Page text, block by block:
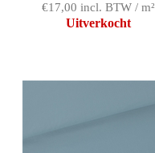
€17,00 incl. BTW / m²
Uitverkocht